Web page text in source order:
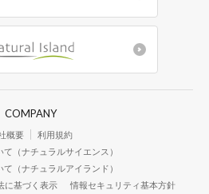
COMPANY
概要
利用規約
（ナチュラルサイエンス）
（ナチュラルアイランド）
に基づく表示 情報セキュリティ基本方針